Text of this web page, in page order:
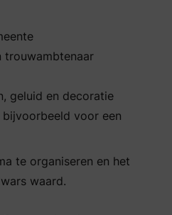
trouwambtenaar
geluid en decoratie
bijvoorbeeld voor een
te organiseren en het
waard.